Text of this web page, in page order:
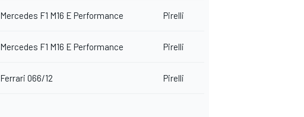
Mercedes F1 M16 E Performance Pirelli
Mercedes F1 M16 E Performance Pirelli
Ferrari 066/12 Pirelli